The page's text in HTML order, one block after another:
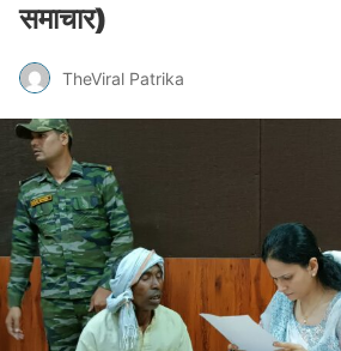
समाचार)
TheViral Patrika